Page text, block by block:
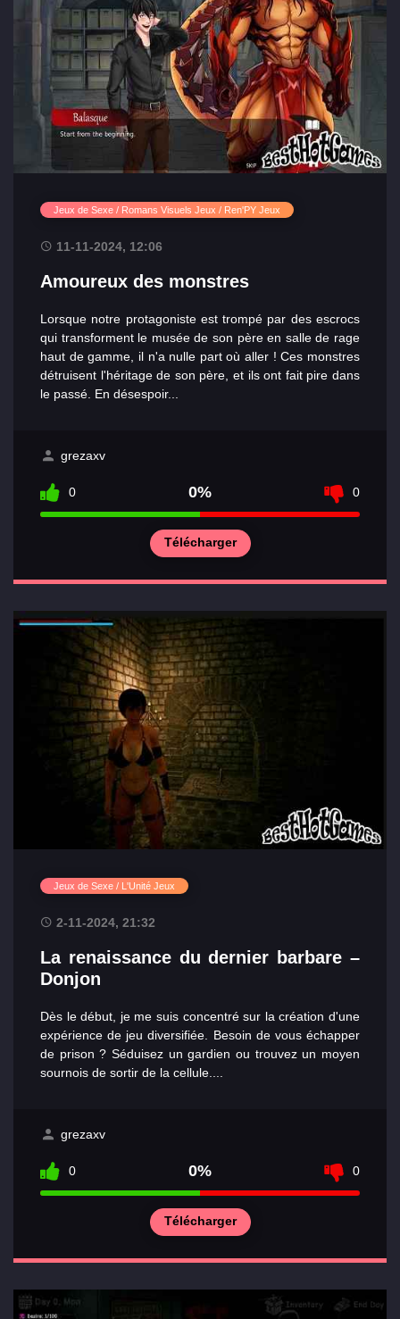
Jeux de Sexe / Romans Visuels Jeux / Ren'PY Jeux
11-11-2024, 12:06
Amoureux des monstres
Lorsque notre protagoniste est trompé par des escrocs
qui transforment le musée de son père en salle de rage
haut de gamme, il n'a nulle part où aller ! Ces monstres
détruisent l'héritage de son père, et ils ont fait pire dans
le passé. En désespoir...
grezaxv
0 0% 0
Télécharger
Jeux de Sexe / L'Unité Jeux
2-11-2024, 21:32
La renaissance du dernier barbare –
Donjon
Dès le début, je me suis concentré sur la création d'une
expérience de jeu diversifiée. Besoin de vous échapper
de prison ? Séduisez un gardien ou trouvez un moyen
sournois de sortir de la cellule....
grezaxv
0 0% 0
Télécharger